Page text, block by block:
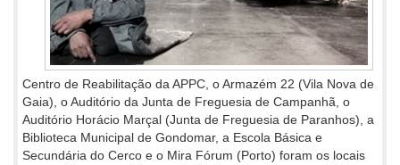
Centro de Reabilitação da APPC, o Armazém 22 (Vila Nova de
Gaia), o Auditório da Junta de Freguesia de Campanhã, o
Auditório Horácio Marçal (Junta de Freguesia de Paranhos), a
Biblioteca Municipal de Gondomar, a Escola Básica e
Secundária do Cerco e o Mira Fórum (Porto) foram os locais